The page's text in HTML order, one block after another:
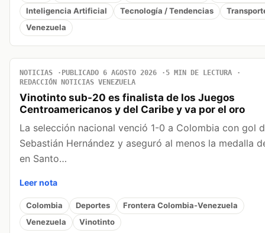
Inteligencia Artificial
Tecnología / Tendencias
Venezuela
NOTICIAS PUBLICADO 6 AGOSTO 2026
5 MIN DE LECTURA
REDACCIÓN NOTICIAS VENEZUELA
Vinotinto sub-20 es finalista de los Juegos
Centroamericanos y del Caribe y va por el oro
La selección nacional venció 1-0 a Colombia con gol
Sebastián Hernández y aseguró al menos la medalla
en Santo…
Leer nota
Colombia Deportes
Frontera Colombia-Venezuela
Venezuela
Vinotinto